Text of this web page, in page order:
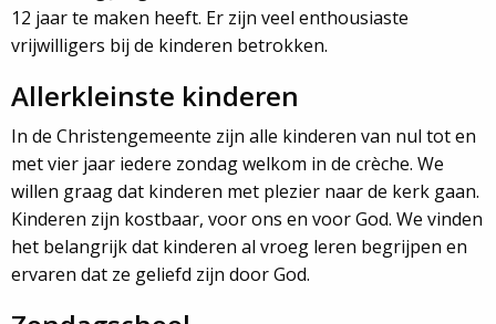
12 jaar te maken heeft. Er zijn veel enthousiaste
vrijwilligers bij de kinderen betrokken.
Allerkleinste kinderen
In de Christengemeente zijn alle kinderen van nul tot en
met vier jaar iedere zondag welkom in de crèche. We
willen graag dat kinderen met plezier naar de kerk gaan.
Kinderen zijn kostbaar, voor ons en voor God. We vinden
het belangrijk dat kinderen al vroeg leren begrijpen en
ervaren dat ze geliefd zijn door God.